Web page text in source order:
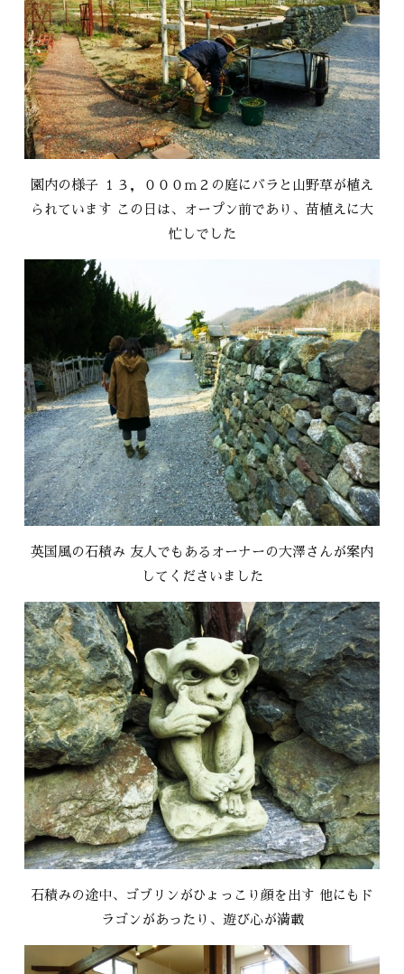
園内の様子 １３，０００ｍ２の庭にバラと山野草が植え
られています この日は、オープン前であり、苗植えに大
忙しでした
英国風の石積み 友人でもあるオーナーの大澤さんが案内
してくださいました
石積みの途中、ゴブリンがひょっこり顔を出す 他にもド
ラゴンがあったり、遊び心が満載